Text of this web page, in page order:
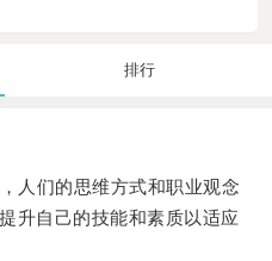
排行
们的思维方式和职业观念
升自己的技能和素质以适应